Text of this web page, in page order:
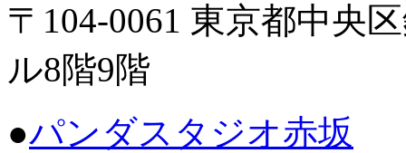
〒104-0061 東京都中央
ル8階9階
●パンダスタジオ赤坂